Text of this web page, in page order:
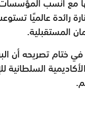
رائدة عالميًا
المستقبلية.
ختام تصريحه أن